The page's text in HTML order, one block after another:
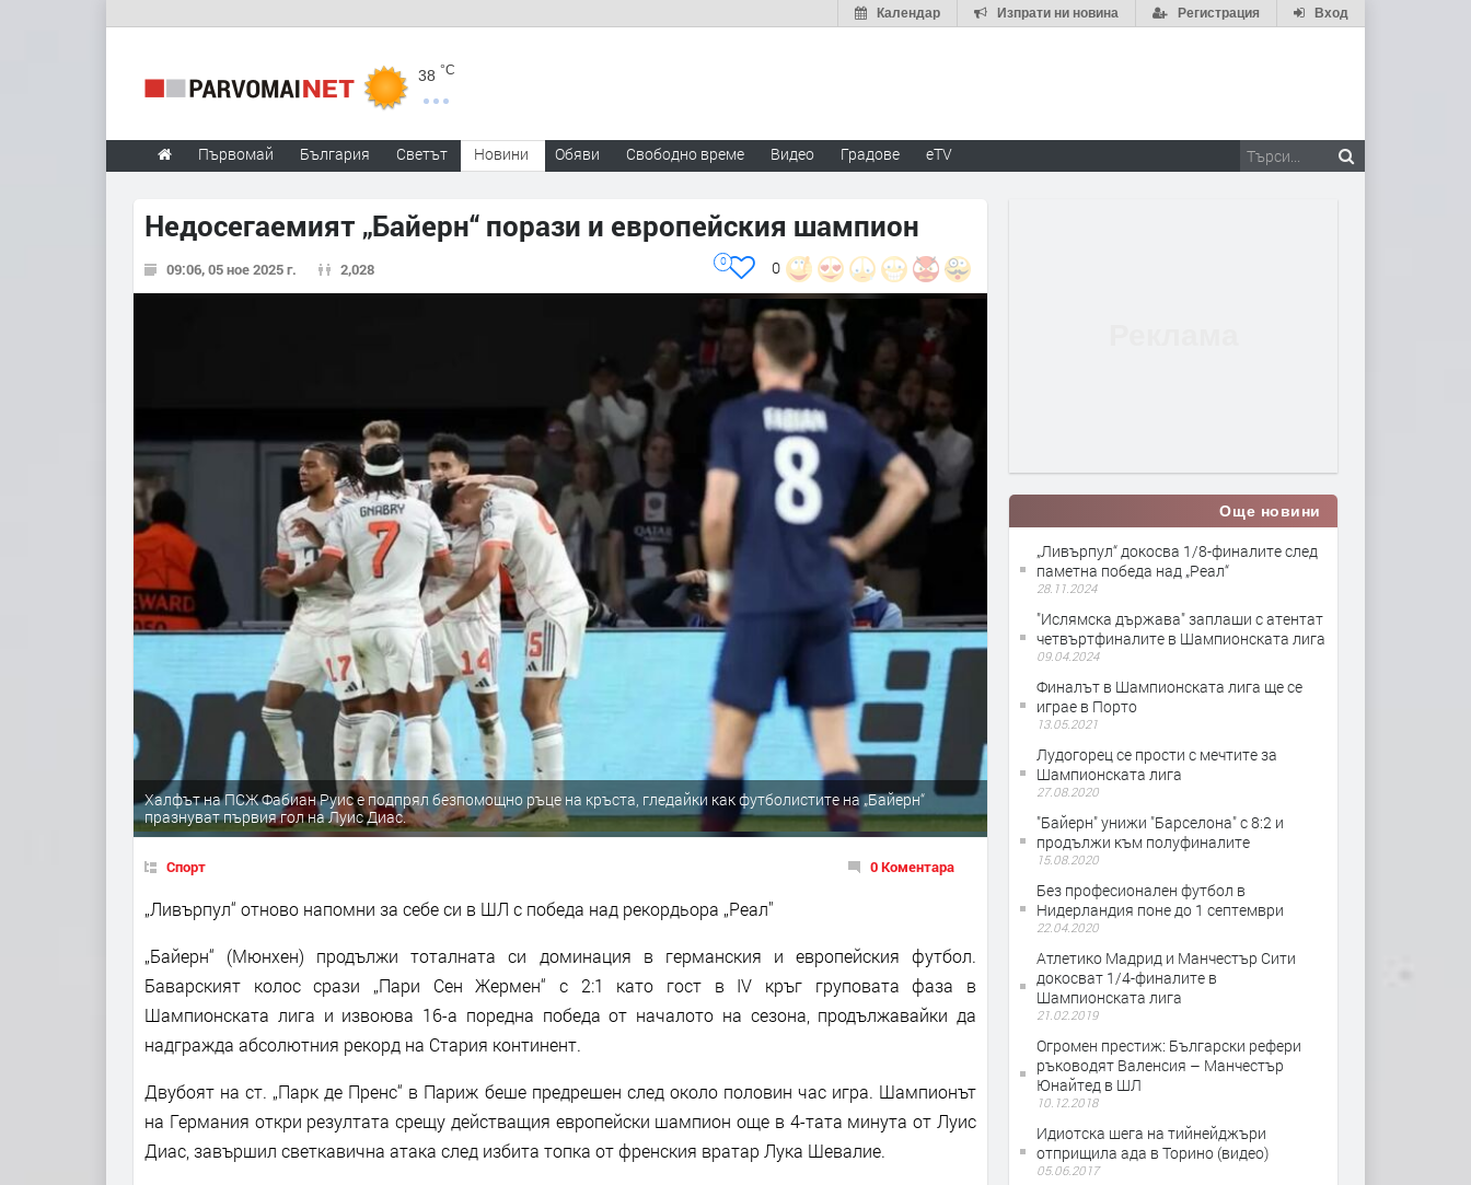
Вход
Регистрация
Изпрати ни новина
Календар
38 °C
Първомай България Светът Новини Обяви Свободно време Видео Градове eTV
Недосегаемият „Байерн“ порази и европейския шампион
09:06, 05 ное 2025 г. 2,028 0
0
Халфът на ПСЖ Фабиан Руис е подпрял безпомощно ръце на кръста, гледайки как футболистите на „Байерн“
празнуват първия гол на Луис Диас.
Спорт 0 Коментара
„Ливърпул“ отново напомни за себе си в ШЛ с победа над рекордьора „Реал"
„Байерн“ (Мюнхен) продължи тоталната си доминация в германския и европейския футбол.
Баварският колос срази „Пари Сен Жермен“ с 2:1 като гост в IV кръг груповата фаза в
Шампионската лига и извоюва 16-а поредна победа от началото на сезона, продължавайки да
надгражда абсолютния рекорд на Стария континент.
Двубоят на ст. „Парк де Пренс“ в Париж беше предрешен след около половин час игра. Шампионът
на Германия откри резултата срещу действащия европейски шампион още в 4-тата минута от Луис
Диас, завършил светкавична атака след избита топка от френския вратар Лука Шевалие.
Още новини
„Ливърпул“ докосва 1/8-финалите след
паметна победа над „Реал“
28.11.2024
"Ислямска държава" заплаши с атентат
четвъртфиналите в Шампионската лига
09.04.2024
Финалът в Шампионската лига ще се
играе в Порто
13.05.2021
Лудогорец се прости с мечтите за
Шампионската лига
27.08.2020
"Байерн" унижи "Барселона" с 8:2 и
продължи към полуфиналите
15.08.2020
Без професионален футбол в
Нидерландия поне до 1 септември
22.04.2020
Атлетико Мадрид и Манчестър Сити
докосват 1/4-финалите в
Шампионската лига
21.02.2019
Огромен престиж: Български рефери
ръководят Валенсия – Манчестър
Юнайтед в ШЛ
10.12.2018
Идиотска шега на тийнейджъри
отприщила ада в Торино (видео)
05.06.2017